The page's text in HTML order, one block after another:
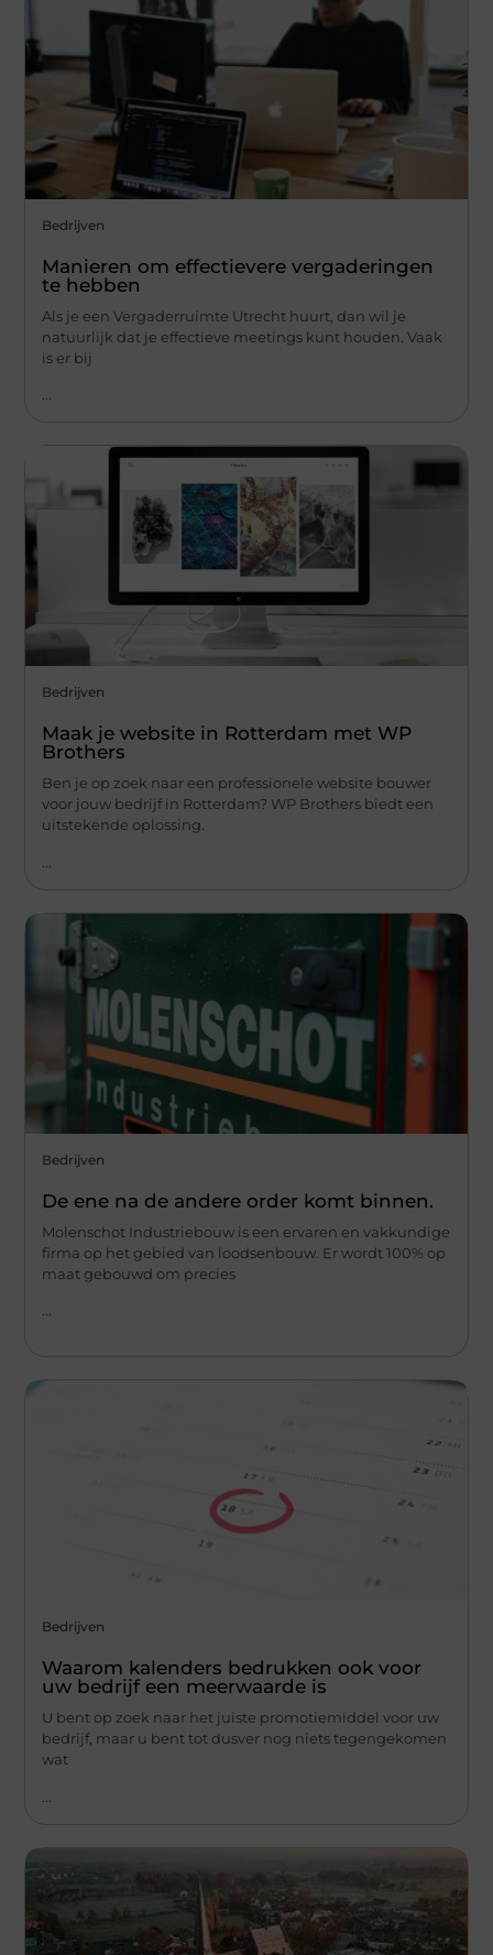
Bedrijven
Manieren om effectievere vergaderingen
te hebben
Als je een Vergaderruimte Utrecht huurt, dan wil je
natuurlijk dat je effectieve meetings kunt houden. Vaak
is er bij
...
Bedrijven
Maak je website in Rotterdam met WP
Brothers
Ben je op zoek naar een professionele website bouwer
voor jouw bedrijf in Rotterdam? WP Brothers biedt een
uitstekende oplossing.
Bedrijven
De ene na de andere order komt binnen.
Molenschot Industriebouw is een ervaren en vakkundige
firma op het gebied van loodsenbouw. Er wordt 100% op
maat gebouwd om precies
Bedrijven
Waarom kalenders bedrukken ook voor
uw bedrijf een meerwaarde is
U bent op zoek naar het juiste promotiemiddel voor uw
bedrijf, maar u bent tot dusver nog niets tegengekomen
wat